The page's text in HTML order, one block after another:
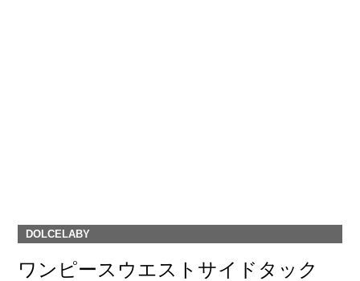
DOLCELABY
ワンピースウエストサイドタック